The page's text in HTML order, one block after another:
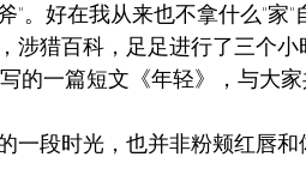
"。好在我从来也不拿什么"家
涉猎百科，足足进行了三个
的一篇短文《年轻》，与大家
一段时光，也并非粉颊红唇和